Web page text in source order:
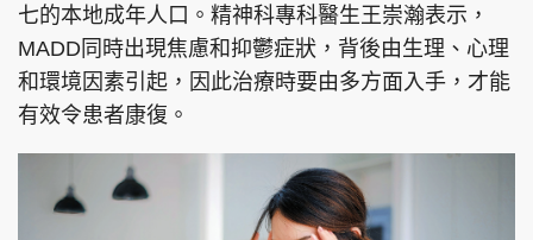
PCM 電腦廣場 星島頭條 星島日報
頭條日報 星島環球
七的本地成年人口。精神科專科醫生王崇瀚表示，
MADD同時出現焦慮和抑鬱症狀，背後由生理、心理
和環境因素引起，因此治療時要由多方面入手，才能
有效令患者康復。